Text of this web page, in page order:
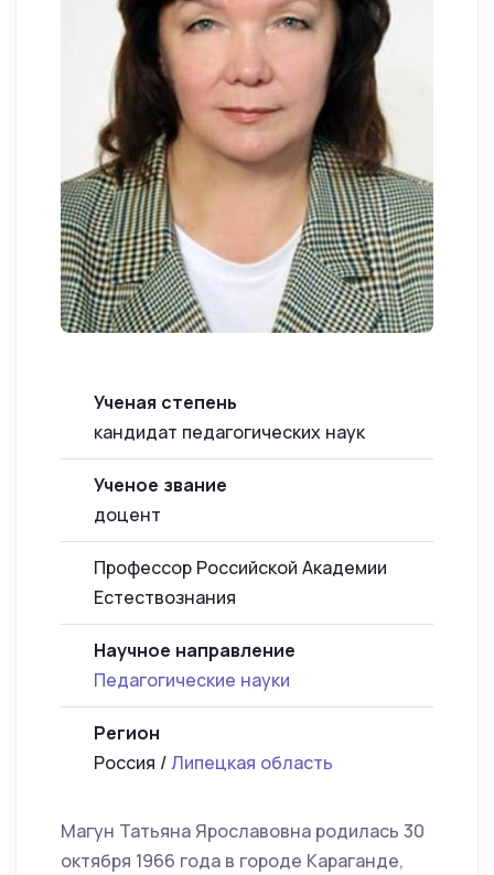
Ученая степень
кандидат педагогических наук
Ученое звание
доцент
Профессор Российской Академии
Естествознания
Научное направление
Педагогические науки
Регион
Россия /Липецкая область
Магун Татьяна Ярославовна родилась 30
октября 1966 года в городе Караганде,